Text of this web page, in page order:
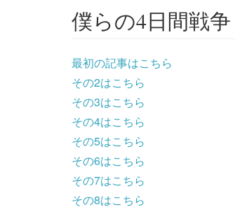
僕らの4日間戦
最初の記事はこちら
その2はこちら
その3はこちら
その4はこちら
その5はこちら
その6はこちら
その7はこちら
その8はこちら